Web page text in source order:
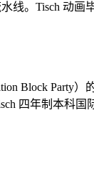
。Tisch 动
Block Party
四年制本科